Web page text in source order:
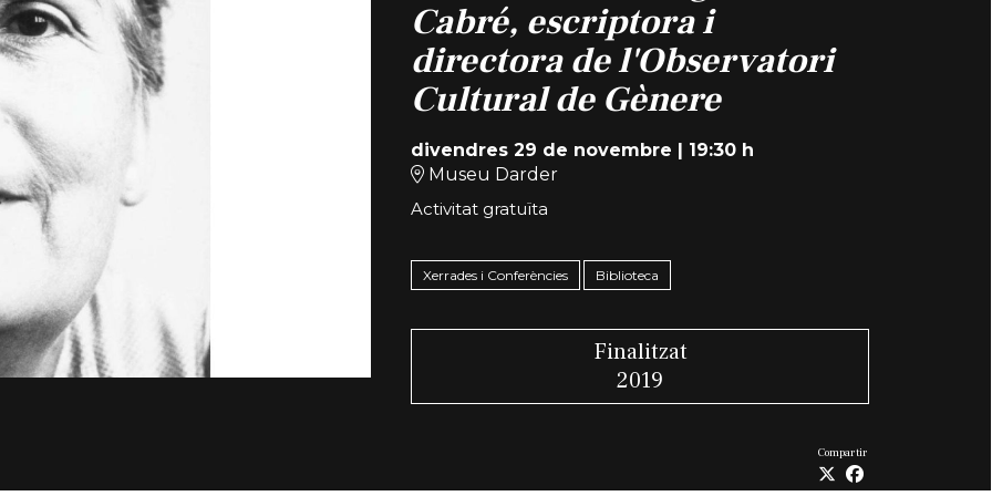
Cabré, escriptora i
directora de l'Observatori
Cultural de Gènere
divendres 29 de novembre
19:30 h
Museu Darder
Activitat gratuïta
Xerrades i Conferències Biblioteca
Finalitzat
2019
Compartir